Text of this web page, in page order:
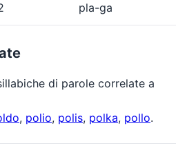
pla-ga
di parole correlate a
, polio, polis, polka, pollo.